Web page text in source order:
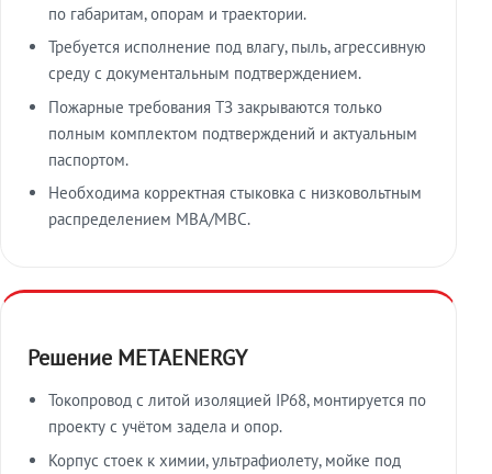
по габаритам, опорам и траектории.
Требуется исполнение под влагу, пыль, агрессивную
среду с документальным подтверждением.
Пожарные требования ТЗ закрываются только
полным комплектом подтверждений и актуальным
паспортом.
Необходима корректная стыковка с низковольтным
распределением МВА/МВС.
Решение METAENERGY
Токопровод с литой изоляцией IP68, монтируется по
проекту с учётом задела и опор.
Корпус стоек к химии, ультрафиолету, мойке под